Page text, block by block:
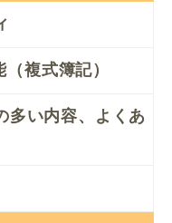
複式簿記）
多い内容、よくあ